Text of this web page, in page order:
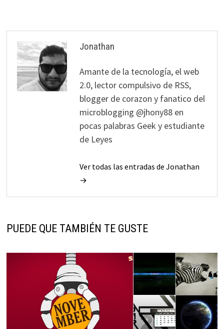
Jonathan
Amante de la tecnología, el web
2.0, lector compulsivo de RSS,
blogger de corazon y fanatico del
microblogging @jhony88 en
pocas palabras Geek y estudiante
de Leyes
Ver todas las entradas de Jonathan
→
PUEDE QUE TAMBIÉN TE GUSTE